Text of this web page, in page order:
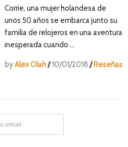
Corrie, una mujer holandesa de
unos 50 años se embarca junto su
familia de relojeros en una aventura
inesperada cuando …
byAlex Olah/ 10/01/2018/ Reseñas